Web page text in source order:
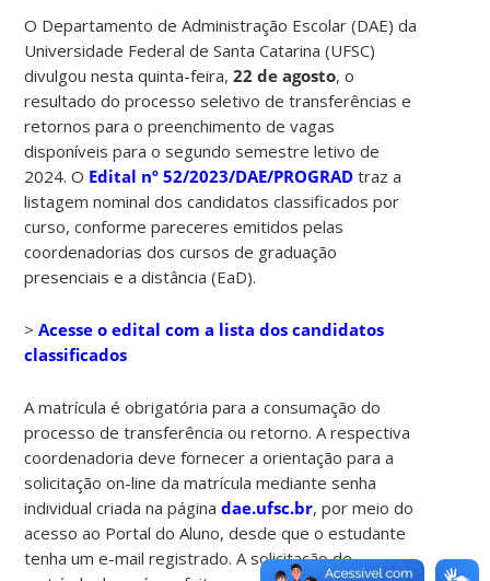
O Departamento de Administração Escolar (DAE) da
Universidade Federal de Santa Catarina (UFSC)
divulgou nesta quinta-feira,22 de agosto, o
resultado do processo seletivo de transferências e
retornos para o preenchimento de vagas
disponíveis para o segundo semestre letivo de
2024. O Edital nº 52/2023/DAE/PROGRAD traz a
listagem nominal dos candidatos classificados por
curso, conforme pareceres emitidos pelas
coordenadorias dos cursos de graduação
presenciais e a distância (EaD).
>Acesse o edital com a lista dos candidatos
classificados
A matrícula é obrigatória para a consumação do
processo de transferência ou retorno. A respectiva
coordenadoria deve fornecer a orientação para a
solicitação on-line da matrícula mediante senha
individual criada na páginadae.ufsc.br, por meio do
acesso ao Portal do Aluno, desde que o estudante
tenha um e-mail registrado. A solicitação de